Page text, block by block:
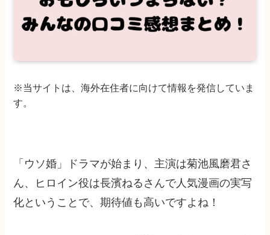
※当サイトは、海外在住者に向けて情報を発信していま
す。
「ウソ婚」ドラマが始まり、主演は菊池風磨君さ
ん、ヒロイン役は長濱ねるさんで人気漫画の実写
化ということで、期待値も高いですよね！